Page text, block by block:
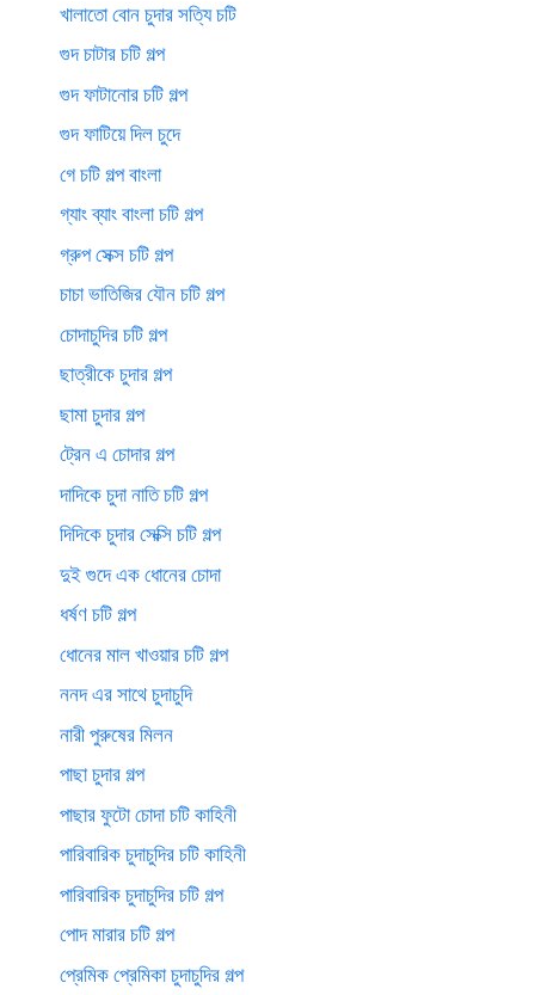
খালাতো বোন চুদার সত্যি চটি
গুদ চাটার চটি গল্প
গুদ ফাটানোর চটি গল্প
গুদ ফাটিয়ে দিল চুদে
গে চটি গল্প বাংলা
গ্যাং ব্যাং বাংলা চটি গল্প
গ্রুপ সেক্স চটি গল্প
চাচা ভাতিজির যৌন চটি গল্প
চোদাচুদির চটি গল্প
ছাত্রীকে চুদার গল্প
ছামা চুদার গল্প
ট্রেন এ চোদার গল্প
দাদিকে চুদা নাতি চটি গল্প
দিদিকে চুদার সেক্সি চটি গল্প
দুই গুদে এক ধোনের চোদা
ধর্ষণ চটি গল্প
ধোনের মাল খাওয়ার চটি গল্প
ননদ এর সাথে চুদাচুদি
নারী পুরুষের মিলন
পাছা চুদার গল্প
পাছার ফুটো চোদা চটি কাহিনী
পারিবারিক চুদাচুদির চটি কাহিনী
পারিবারিক চুদাচুদির চটি গল্প
পোদ মারার চটি গল্প
প্রেমিক প্রেমিকা চুদাচুদির গল্প